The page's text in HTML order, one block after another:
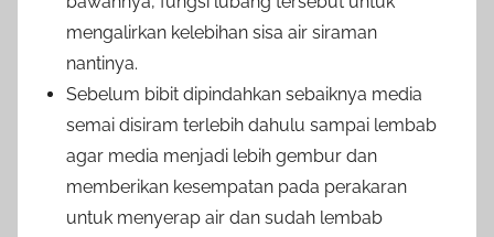
mengalirkan kelebihan sisa air siraman
nantinya.
Sebelum bibit dipindahkan sebaiknya media
semai disiram terlebih dahulu sampai lembab
agar media menjadi lebih gembur dan
memberikan kesempatan pada perakaran
untuk menyerap air dan sudah lembab